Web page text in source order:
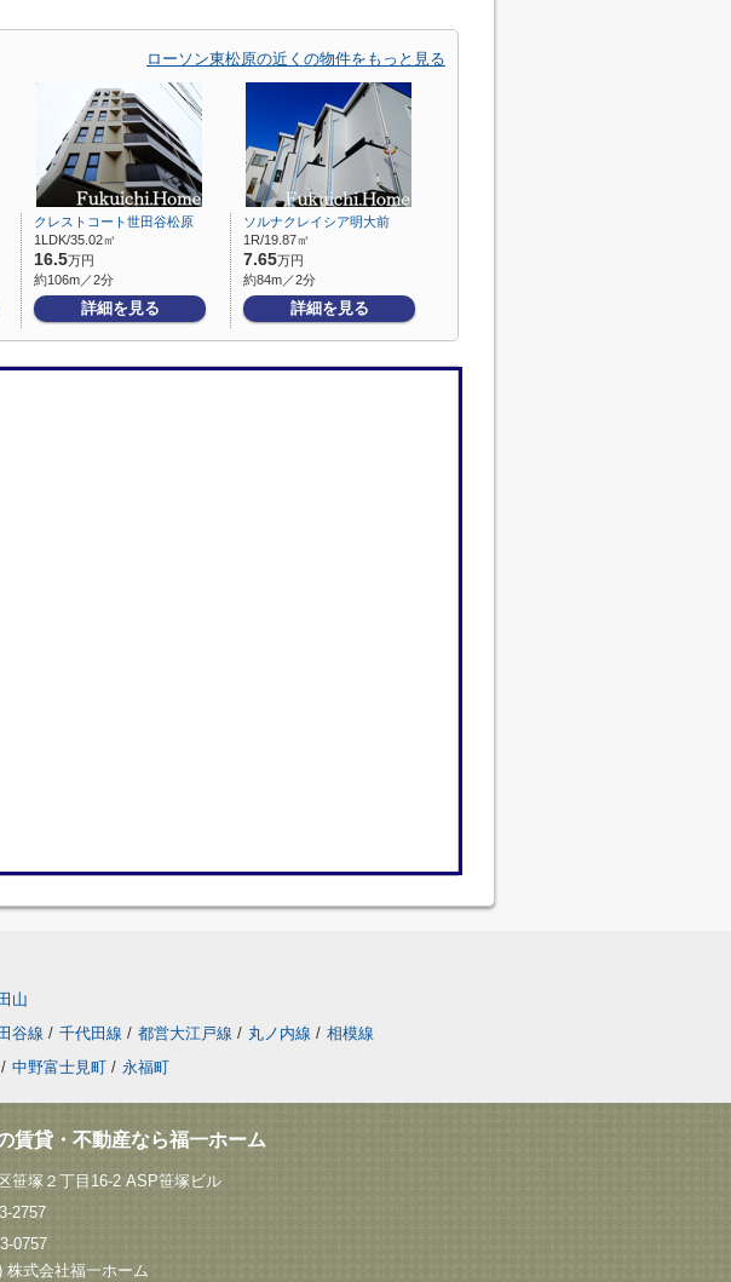
ローソン東松原の近くの物件をもっと見る
クレストコート世田谷松原
1LDK/35.02㎡
16.5万円
約106m／2分
詳細を見る
ソルナクレイシア明大前
1R/19.87㎡
7.65万円
約84m／2分
詳細を見る
山
谷線 / 千代田線 / 都営大江戸線 / 丸ノ内線 / 相模線
/ 中野富士見町 / 永福町
賃貸・不動産なら福一ホーム
笹塚２丁目16-2 ASP笹塚ビル
2757
0757
株式会社福一ホーム